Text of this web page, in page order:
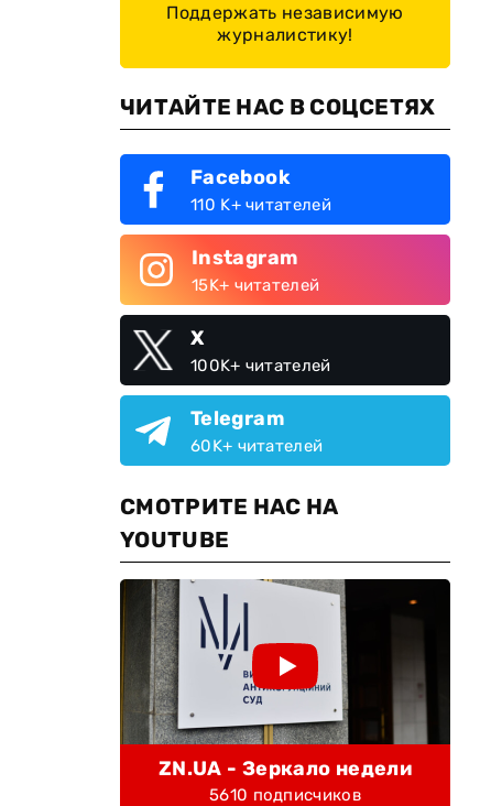
Поддержать независимую
журналистику!
ЧИТАЙТЕ НАС В СОЦСЕТЯХ
Facebook
110 K+ читателей
Instagram
15K+ читателей
X
100K+ читателей
Telegram
60K+ читателей
СМОТРИТЕ НАС НА
YOUTUBE
ZN.UA - Зеркало недели
5610 подписчиков